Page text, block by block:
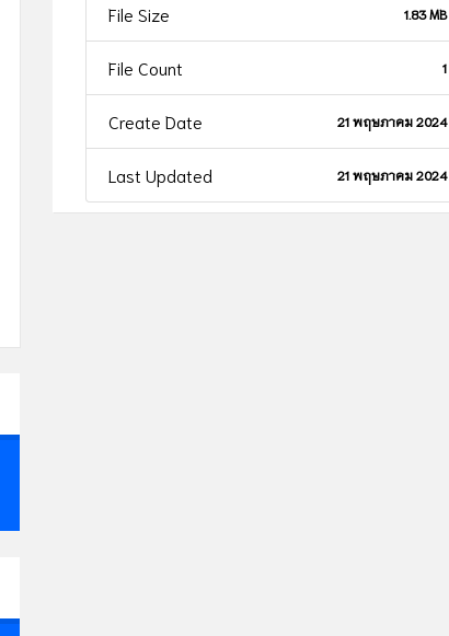
File Size 1.83 MB
File Count 1
Create Date 21 พฤษภาคม 2024
Last Updated 21 พฤษภาคม 2024